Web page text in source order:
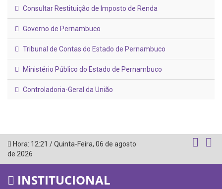
Consultar Restituição de Imposto de Renda
Governo de Pernambuco
Tribunal de Contas do Estado de Pernambuco
Ministério Público do Estado de Pernambuco
Controladoria-Geral da União
Hora: 12:21 /Quinta-Feira, 06 de agosto
de 2026
INSTITUCIONAL